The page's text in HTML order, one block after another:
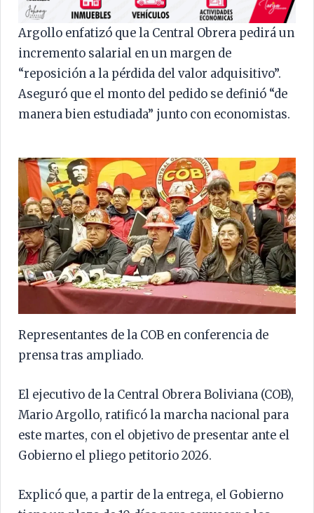
Argollo enfatizó que la Central Obrera pedirá un
incremento salarial en un margen de
“reposición a la pérdida del valor adquisitivo”.
Aseguró que el monto del pedido se definió “de
manera bien estudiada” junto con economistas.
Representantes de la COB en conferencia de
prensa tras ampliado.
El ejecutivo de la Central Obrera Boliviana (COB),
Mario Argollo, ratificó la marcha nacional para
este martes, con el objetivo de presentar ante el
Gobierno el pliego petitorio 2026.
Explicó que, a partir de la entrega, el Gobierno